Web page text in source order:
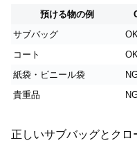
預ける物の例
サブバッグ
OK
コート
OK
紙袋・ビニール袋
貴重品
正しいサブバッグとク